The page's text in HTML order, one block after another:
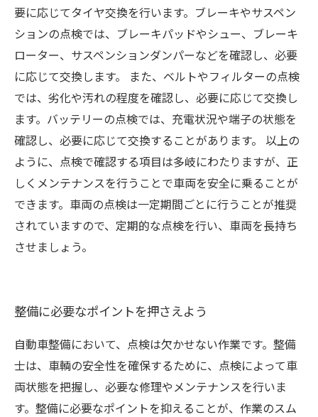
要に応じてタイヤ交換を行います。ブレーキやサスペン
ションの点検では、ブレーキパッドやシュー、ブレーキ
ローター、サスペンションダンパーなどを確認し、必要
に応じて交換します。 また、ベルトやフィルターの点検
では、劣化や汚れの程度を確認し、必要に応じて交換し
ます。バッテリーの点検では、充電状況や端子の状態を
確認し、必要に応じて交換することがあります。 以上の
ように、点検で確認する項目は多岐にわたりますが、正
しくメンテナンスを行うことで車両を安全に乗ることが
できます。車両の点検は一定期間ごとに行うことが推奨
されていますので、定期的な点検を行い、車両を長持ち
させましょう。
整備に必要なポイントを押さえよう
自動車整備において、点検は欠かせない作業です。整備
士は、車輌の安全性を確保するために、点検によって車
両状態を把握し、必要な修理やメンテナンスを行いま
す。整備に必要なポイントを抑えることが、作業のスム